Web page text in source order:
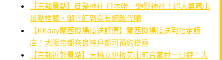
【京都景點】御髪神社 日本唯一頭髮神社！超人氣嵐山
景點推薦，御守紅到還有網路代購
【KKday關西機場接送評價】關西機場接送到指定飯
店！大阪京都奈良神戶都可預約搭乘
【京都近郊景點】天橋立伊根美山町合掌村一日遊！大